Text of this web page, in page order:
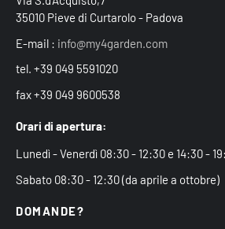
35010 Pieve di Curtarolo - Padova
E-mail : info@my4garden.com
tel. +39 049 5591020
fax +39 049 9600538
Orari di apertura:
Lunedì - Venerdì 08:30 - 12:30 e 14:30 -
Sabato 08:30 - 12:30 (da aprile a ottobre)
DOMANDE?